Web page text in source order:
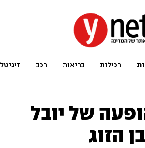
רכילות בריאות רכב דיגיטל
של יובל
הזוג